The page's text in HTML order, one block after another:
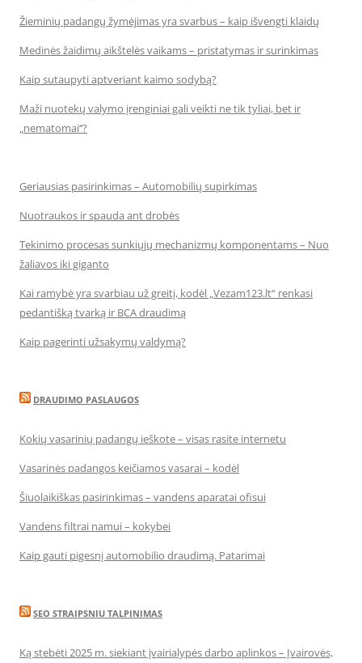
Žieminių padangų žymėjimas yra svarbus – kaip išvengti klaidų
Medinės žaidimų aikštelės vaikams – pristatymas ir surinkimas
Kaip sutaupyti aptveriant kaimo sodybą?
Maži nuotekų valymo įrenginiai gali veikti ne tik tyliai, bet ir
„nematomai‘‘?
Geriausias pasirinkimas – Automobilių supirkimas
Nuotraukos ir spauda ant drobės
Tekinimo procesas sunkiųjų mechanizmų komponentams – Nuo
žaliavos iki giganto
Kai ramybė yra svarbiau už greitį, kodėl „Vezam123.lt“ renkasi
pedantišką tvarką ir BCA draudimą
Kaip pagerinti užsakymų valdymą?
DRAUDIMO PASLAUGOS
Kokių vasarinių padangų ieškote – visas rasite internetu
Vasarinės padangos keičiamos vasarai – kodėl
Šiuolaikiškas pasirinkimas – vandens aparatai ofisui
Vandens filtrai namui – kokybei
Kaip gauti pigesnį automobilio draudimą. Patarimai
SEO STRAIPSNIU TALPINIMAS
Ką stebėti 2025 m. siekiant įvairialypės darbo aplinkos – Įvairovės,